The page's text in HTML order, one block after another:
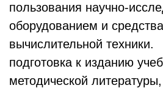
пользования научно-
оборудованием и
вычислительной техники.
подготовка к изданию
методической